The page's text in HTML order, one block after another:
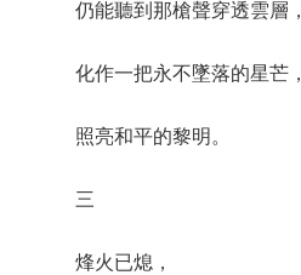
仍能聽到那槍聲穿透雲層，
化作一把永不墜落的星芒，
照亮和平的黎明。
三
烽火已熄，